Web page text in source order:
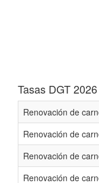
Tasas DGT 2026
Renovación de
Renovación de
Renovación de
Renovación de